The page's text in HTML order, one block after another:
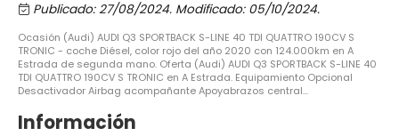
Publicado: 27/08/2024. Modificado: 05/10/2024.
Ocasión (Audi) AUDI Q3 SPORTBACK S-LINE 40 TDI QUATTRO 190CV S
TRONIC - coche Diésel, color rojo del año 2020 con 124.000km en A
Estrada de segunda mano. Oferta (Audi) AUDI Q3 SPORTBACK S-LINE 40
TDI QUATTRO 190CV S TRONIC en A Estrada. Equipamiento Opcional
Desactivador Airbag acompañante Apoyabrazos central...
Información